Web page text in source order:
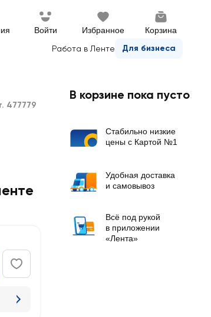
Войти Избранное Корзина
Работа в Ленте Для бизнеса
477779
В корзине пока пусто
Стабильно низкие
цены с Картой №1
Удобная доставка
и самовывоз
Всё под рукой
в приложении
«Лента»